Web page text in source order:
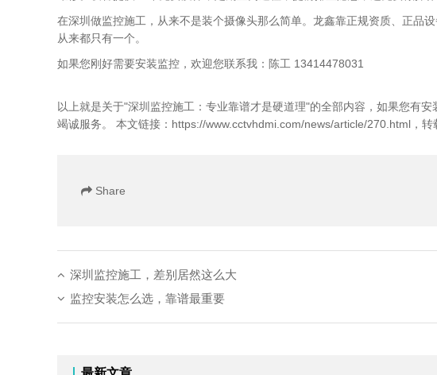
在深圳做监控施工，从来不是装个摄像头那么简单。龙鑫靠正规资质、正品
从来都只有一个。
如果您刚好需要安装监控，欢迎您联系我：陈工 13414478031
以上就是关于"深圳监控施工：专业靠谱才是硬道理"的全部内容，如果您有
竭诚服务。 本文链接： https://www.cctvhdmi.com/news/article/270.html ，
Share
深圳监控施工，差别居然这么大
监控安装怎么选，靠谱最重要